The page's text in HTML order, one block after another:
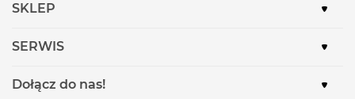
SKLEP
SERWIS
Dołącz do nas!